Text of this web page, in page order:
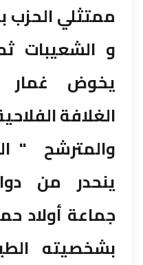
ممتثلي الحزب
و الشعيبات
يخوض غمار
الغلافة
والمترشح "
ينحدر من
جماعة أولاد
بشخصيته